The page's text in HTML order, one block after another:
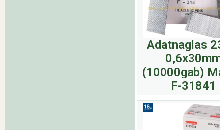
Adatnaglas
(10000gab)
F-31841